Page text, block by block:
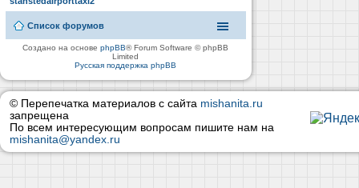
Список форумов
Создано на основеphpBB® Forum Software © phpBB
Limited
Русская поддержка phpBB
© Перепечатка материалов с сайта mishanita.ru
запрещена
По всем интересующим вопросам пишите нам на
mishanita@yandex.ru